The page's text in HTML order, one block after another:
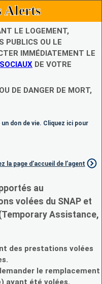
Alerts
LE LOGEMENT,
PUBLICS OU LE
IMMÉDIATEMENT LE
DE VOTRE
DE DANGER DE MORT,
don de vie. Cliquez ici pour
la page d’accueil de l’agent
au
volées du SNAP et
Assistance,
des prestations volées
le remplacement
ayant été volées.